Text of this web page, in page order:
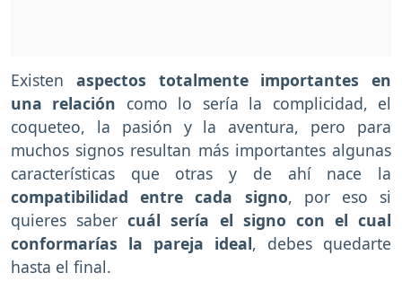
Existen aspectos totalmente importantes en
una relación como lo sería la complicidad, el
coqueteo, la pasión y la aventura, pero para
muchos signos resultan más importantes algunas
características que otras y de ahí nace la
compatibilidad entre cada signo, por eso si
quieres sabercuál sería el signo con el cual
conformarías la pareja ideal, debes quedarte
hasta el final.